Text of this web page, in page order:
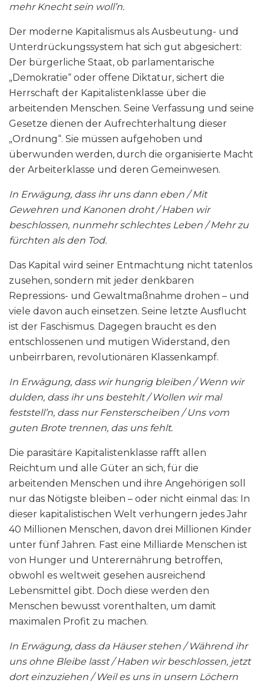
mehr Knecht sein woll’n.
Der moderne Kapitalismus als Ausbeutung- und
Unterdrückungssystem hat sich gut abgesichert:
Der bürgerliche Staat, ob parlamentarische
„Demokratie“ oder offene Diktatur, sichert die
Herrschaft der Kapitalistenklasse über die
arbeitenden Menschen. Seine Verfassung und seine
Gesetze dienen der Aufrechterhaltung dieser
„Ordnung“. Sie müssen aufgehoben und
überwunden werden, durch die organisierte Macht
der Arbeiterklasse und deren Gemeinwesen.
In Erwägung, dass ihr uns dann eben /Mit
Gewehren und Kanonen droht / Haben wir
beschlossen, nunmehr schlechtes Leben / Mehr zu
fürchten als den Tod.
Das Kapital wird seiner Entmachtung nicht tatenlos
zusehen, sondern mit jeder denkbaren
Repressions- und Gewaltmaßnahme drohen – und
viele davon auch einsetzen. Seine letzte Ausflucht
ist der Faschismus. Dagegen braucht es den
entschlossenen und mutigen Widerstand, den
unbeirrbaren, revolutionären Klassenkampf.
In Erwägung, dass wir hungrig bleiben / Wenn wir
dulden, dass ihr uns bestehlt / Wollen wir mal
feststell’n, dass nur Fensterscheiben / Uns vom
guten Brote trennen, das uns fehlt.
Die parasitäre Kapitalistenklasse rafft allen
Reichtum und alle Güter an sich, für die
arbeitenden Menschen und ihre Angehörigen soll
nur das Nötigste bleiben – oder nicht einmal das: In
dieser kapitalistischen Welt verhungern jedes Jahr
40 Millionen Menschen, davon drei Millionen Kinder
unter fünf Jahren. Fast eine Milliarde Menschen ist
von Hunger und Unterernährung betroffen,
obwohl es weltweit gesehen ausreichend
Lebensmittel gibt. Doch diese werden den
Menschen bewusst vorenthalten, um damit
maximalen Profit zu machen.
In Erwägung, dass da Häuser stehen / Während ihr
uns ohne Bleibe lasst / Haben wir beschlossen, jetzt
dort einzuziehen / Weil es uns in unsern Löchern